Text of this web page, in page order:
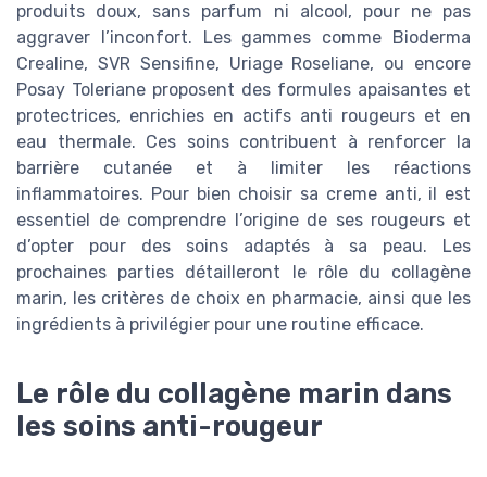
produits doux, sans parfum ni alcool, pour ne pas
aggraver l’inconfort. Les gammes comme Bioderma
Crealine, SVR Sensifine, Uriage Roseliane, ou encore
Posay Toleriane proposent des formules apaisantes et
protectrices, enrichies en actifs anti rougeurs et en
eau thermale. Ces soins contribuent à renforcer la
barrière cutanée et à limiter les réactions
inflammatoires. Pour bien choisir sa creme anti, il est
essentiel de comprendre l’origine de ses rougeurs et
d’opter pour des soins adaptés à sa peau. Les
prochaines parties détailleront le rôle du collagène
marin, les critères de choix en pharmacie, ainsi que les
ingrédients à privilégier pour une routine efficace.
Le rôle du collagène marin dans
les soins anti-rougeur